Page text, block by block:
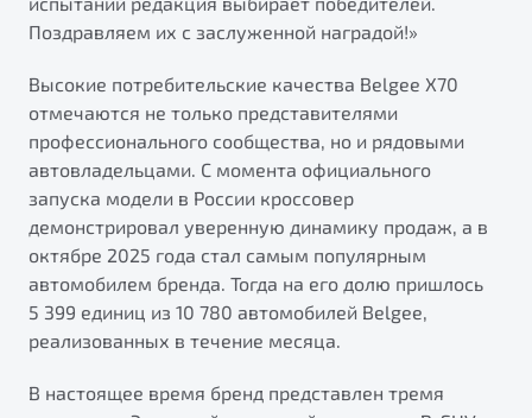
Универсальный кроссовер
от 2 499 990 ₽*
Обзор
Калькулятор ТО
Клиентская поддержка
Поздравляем их с заслуженной наградой!»
Высокие потребительские качества Belgee X70
отмечаются не только представителями
профессионального сообщества, но и рядовыми
автовладельцами. С момента официального
запуска модели в России кроссовер
демонстрировал уверенную динамику продаж, а в
октябре 2025 года стал самым популярным
автомобилем бренда. Тогда на его долю пришлось
5 399 единиц из 10 780 автомобилей Belgee,
реализованных в течение месяца.
В настоящее время бренд представлен тремя